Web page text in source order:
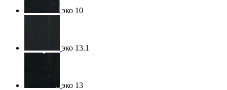
эко 10
эко 13.1
эко 13